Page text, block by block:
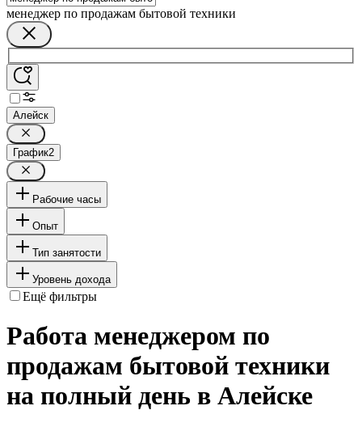
менеджер по продажам бытовой техники
Алейск
График2
Рабочие часы
Опыт
Тип занятости
Уровень дохода
Ещё фильтры
Работа менеджером по
продажам бытовой техники
на полный день в Алейске